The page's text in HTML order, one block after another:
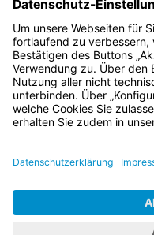
Fassung: 11.11.1970
Art. 10 (aufgehoben)
Bayern.de
BayernPortal
Impressum